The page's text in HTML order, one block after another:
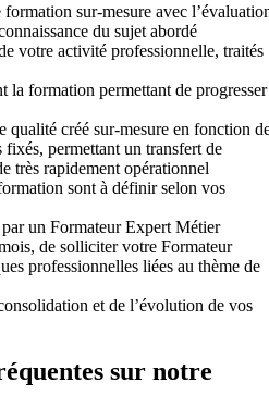
sur-mesure avec
du sujet abordé
votre activité professionnelle, traités
formation permettant de progresser
qualité créé sur-mesure en fonction
fixés, permettant un transfert de
très rapidement opérationnel
sont à définir selon vos
un Formateur Expert Métier
de solliciter votre Formateur
professionnelles liées au thème de
et de l’évolution de vos
sur notre